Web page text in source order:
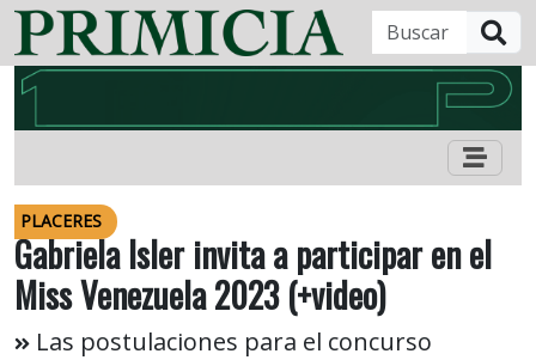
PLACERES
Gabriela Isler invita a participar en el
Miss Venezuela 2023 (+video)
Las postulaciones para el concurso